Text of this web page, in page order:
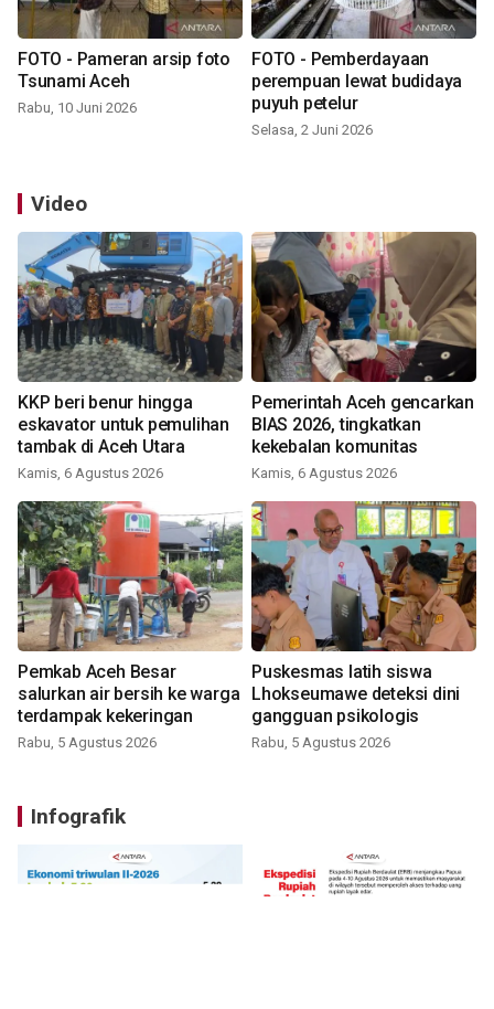
FOTO - Pameran arsip foto
Tsunami Aceh
Rabu, 10 Juni 2026
FOTO - Pemberdayaan
perempuan lewat budidaya
puyuh petelur
Selasa, 2 Juni 2026
Video
KKP beri benur hingga
eskavator untuk pemulihan
tambak di Aceh Utara
Kamis, 6 Agustus 2026
Pemerintah Aceh gencarkan
BIAS 2026, tingkatkan
kekebalan komunitas
Kamis, 6 Agustus 2026
Pemkab Aceh Besar
salurkan air bersih ke warga
terdampak kekeringan
Rabu, 5 Agustus 2026
Puskesmas latih siswa
Lhokseumawe deteksi dini
gangguan psikologis
Rabu, 5 Agustus 2026
Infografik